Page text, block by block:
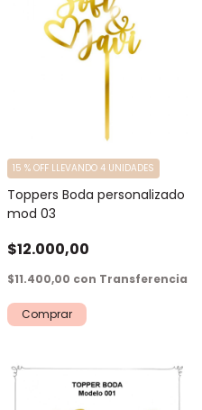
Toppers Boda personalizado
mod 03
$12.000,00
15 % OFF LLEVANDO 4 UNIDADES
$11.400,00 con Transferencia
Comprar